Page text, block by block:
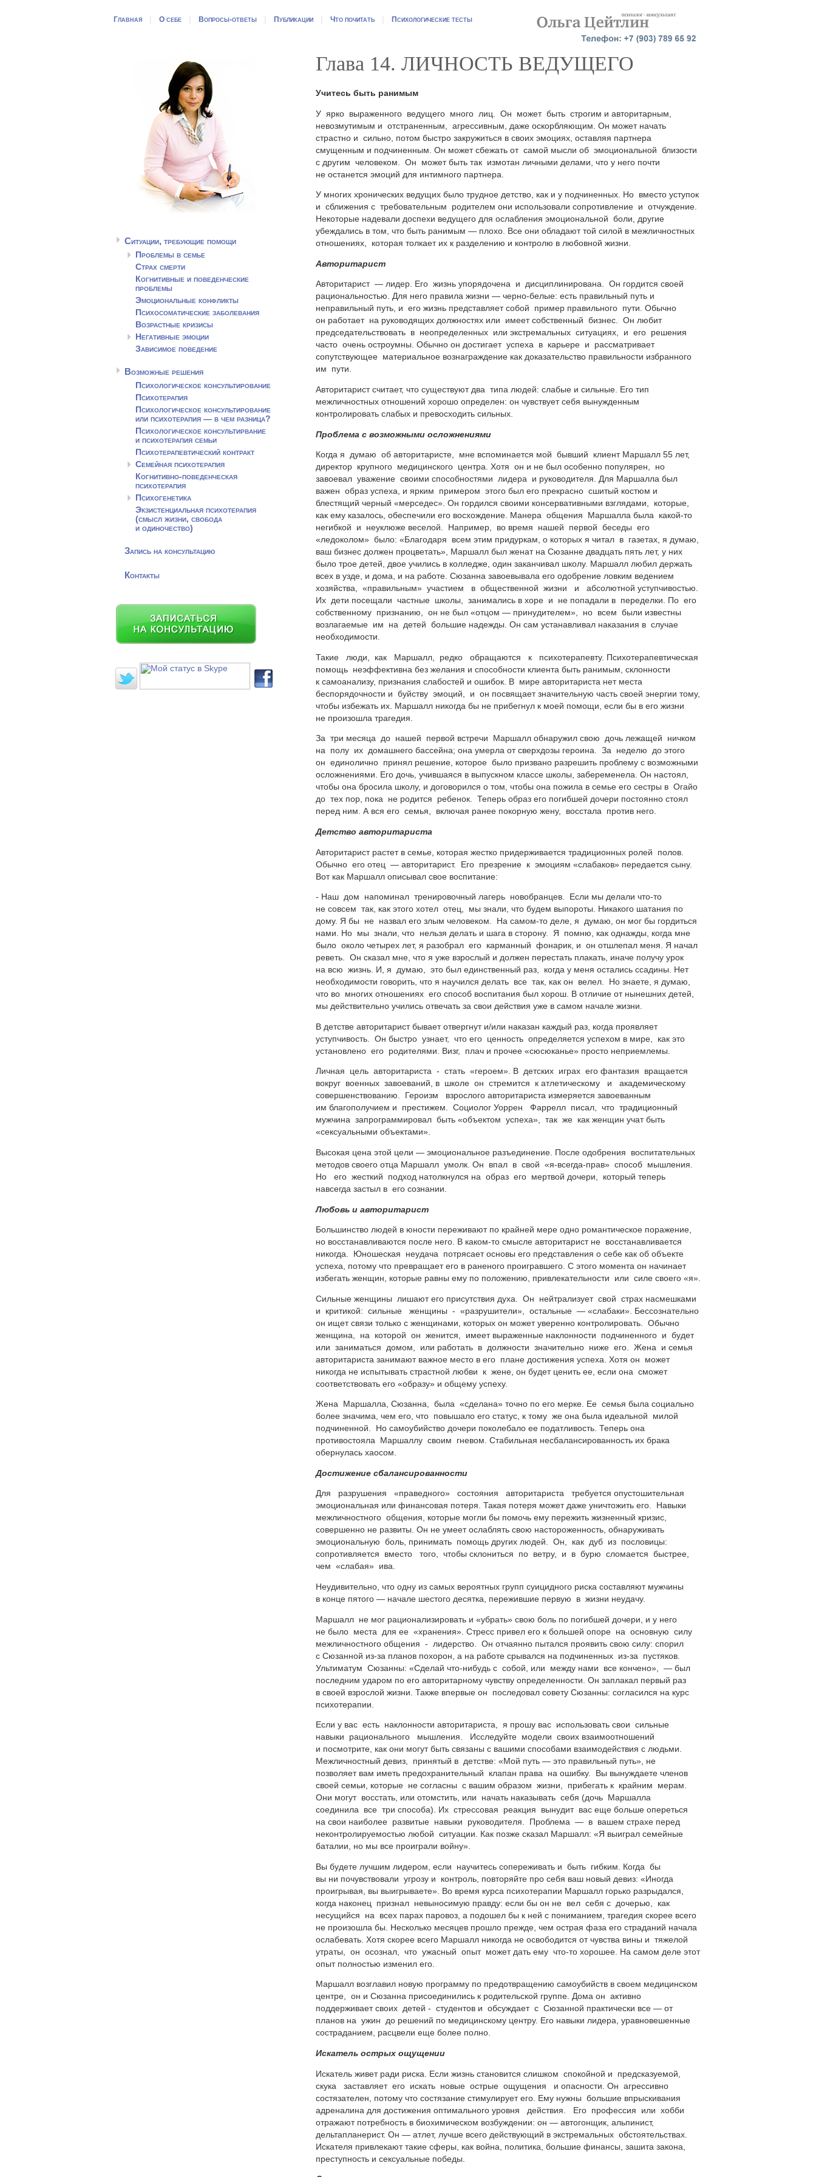
Главная О себе Вопросы-ответы Публикации Что почитать Психологические тесты
Глава 14. ЛИЧНОСТЬ ВЕДУЩЕГО
Учитесь быть ранимым
У ярко выраженного ведущего много лиц. Он может быть строгим и авторитарным,
невозмутимым и отстраненным, агрессивным, даже оскорбляющим. Он может начать
страстно и сильно, потом быстро закружиться в своих эмоциях, оставляя партнера
смущенным и подчиненным. Он может сбежать от самой мысли об эмоциональной близости
с другим человеком. Он может быть так измотан личными делами, что у него почти
не останется эмоций для интимного партнера.
У многих хронических ведущих было трудное детство, как и у подчиненных. Но вместо уступок
и сближения с требовательным родителем они использовали сопротивление и отчуждение.
Некоторые надевали доспехи ведущего для ослабления эмоциональной боли, другие
убеждались в том, что быть ранимым — плохо. Все они обладают той силой в межличностных
отношениях, которая толкает их к разделению и контролю в любовной жизни.
Авторитарист
Авторитарист — лидер. Его жизнь упорядочена и дисциплинирована. Он гордится своей
рациональностью. Для него правила жизни — черно-белые: есть правильный путь и
неправильный путь, и его жизнь представляет собой пример правильного пути. Обычно
он работает на руководящих должностях или имеет собственный бизнес. Он любит
председательствовать в неопределенных или экстремальных ситуациях, и его решения
часто очень остроумны. Обычно он достигает успеха в карьере и рассматривает
сопутствующее материальное вознаграждение как доказательство правильности избранного
им пути.
Авторитарист считает, что существуют два типа людей: слабые и сильные. Его тип
межличностных отношений хорошо определен: он чувствует себя вынужденным
контролировать слабых и превосходить сильных.
Проблема с возможными осложнениями
Когда я думаю об авторитаристе, мне вспоминается мой бывший клиент Маршалл 55 лет,
директор крупного медицинского центра. Хотя он и не был особенно популярен, но
завоевал уважение своими способностями лидера и руководителя. Для Маршалла был
важен образ успеха, и ярким примером этого был его прекрасно сшитый костюм и
блестящий черный «мерседес». Он гордился своими консервативными взглядами, которые,
как ему казалось, обеспечили его восхождение. Манера общения Маршалла была какой-то
негибкой и неуклюже веселой. Например, во время нашей первой беседы его
«ледоколом» было: «Благодаря всем этим придуркам, о которых я читал в газетах, я думаю,
ваш бизнес должен процветать», Маршалл был женат на Сюзанне двадцать пять лет, у них
было трое детей, двое учились в колледже, один заканчивал школу. Маршалл любил держать
всех в узде, и дома, и на работе. Сюзанна завоевывала его одобрение ловким ведением
хозяйства, «правильным» участием в общественной жизни и абсолютной уступчивостью.
Их дети посещали частные школы, занимались в хоре и не попадали в переделки. По его
собственному признанию, он не был «отцом — принудителем», но всем были известны
возлагаемые им на детей большие надежды. Он сам устанавливал наказания в случае
необходимости.
Такие люди, как Маршалл, редко обращаются к психотерапевту. Психотерапевтическая
помощь неэффективна без желания и способности клиента быть ранимым, склонности
к самоанализу, признания слабостей и ошибок. В мире авторитариста нет места
беспорядочности и буйству эмоций, и он посвящает значительную часть своей энергии тому,
чтобы избежать их. Маршалл никогда бы не прибегнул к моей помощи, если бы в его жизни
не произошла трагедия.
За три месяца до нашей первой встречи Маршалл обнаружил свою дочь лежащей ничком
на полу их домашнего бассейна; она умерла от сверхдозы героина. За неделю до этого
он единолично принял решение, которое было призвано разрешить проблему с возможными
осложнениями. Его дочь, учившаяся в выпускном классе школы, забеременела. Он настоял,
чтобы она бросила школу, и договорился о том, чтобы она пожила в семье его сестры в Огайо
до тех пор, пока не родится ребенок. Теперь образ его погибшей дочери постоянно стоял
перед ним. А вся его семья, включая ранее покорную жену, восстала против него.
Детство авторитариста
Авторитарист растет в семье, которая жестко придерживается традиционных ролей полов.
Обычно его отец — авторитарист. Его презрение к эмоциям «слабаков» передается сыну.
Вот как Маршалл описывал свое воспитание:
- Наш дом напоминал тренировочный лагерь новобранцев. Если мы делали что-то
не совсем так, как этого хотел отец, мы знали, что будем выпороты. Никакого шатания по
дому. Я бы не назвал его злым человеком.
На самом-то деле, я думаю, он мог бы гордиться
нами. Но мы знали, что нельзя делать и шага в сторону. Я помню, как однажды, когда мне
было около четырех лет, я разобрал его карманный фонарик, и он отшлепал меня. Я начал
реветь. Он сказал мне, что я уже взрослый и должен перестать плакать, иначе получу урок
на всю жизнь. И, я думаю, это был единственный раз, когда у меня остались ссадины. Нет
необходимости говорить, что я научился делать все так, как он велел. Но знаете, я думаю,
что во многих отношениях его способ воспитания был хорош. В отличие от нынешних детей,
мы действительно учились отвечать за свои действия уже в самом начале жизни.
В детстве авторитарист бывает отвергнут и/или наказан каждый раз, когда проявляет
уступчивость. Он быстро узнает, что его ценность определяется успехом в мире, как это
установлено его родителями. Визг, плач и прочее «сюсюканье» просто неприемлемы.
Личная цель авторитариста - стать «героем». В детских играх его фантазия вращается
вокруг военных завоеваний, в школе он стремится к атлетическому и академическому
совершенствованию. Героизм взрослого авторитариста измеряется завоеванным
им благополучием и престижем. Социолог Уоррен Фаррелл писал, что традиционный
мужчина запрограммировал быть «объектом успеха», так же как женщин учат быть
«сексуальными объектами».
Высокая цена этой цели — эмоциональное разъединение. После одобрения воспитательных
методов своего отца Маршалл умолк. Он впал в свой «я-всегда-прав» способ мышления.
Но его жесткий подход натолкнулся на образ его мертвой дочери, который теперь
навсегда застыл в его сознании.
Любовь и авторитарист
Большинство людей в юности переживают по крайней мере одно романтическое поражение,
но восстанавливаются после него. В каком-то смысле авторитарист не восстанавливается
никогда. Юношеская неудача потрясает основы его представления о себе как об объекте
успеха, потому что превращает его в раненого проигравшего. С этого момента он начинает
избегать женщин, которые равны ему по положению, привлекательности или силе своего «я».
Сильные женщины лишают его присутствия духа. Он нейтрализует свой страх насмешками
и критикой: сильные женщины - «разрушители», остальные — «слабаки». Бессознательно
он ищет связи только с женщинами, которых он может уверенно контролировать. Обычно
женщина, на которой он женится, имеет выраженные наклонности подчиненного и будет
или заниматься домом, или работать в должности значительно ниже его. Жена и семья
авторитариста занимают важное место в его плане достижения успеха. Хотя он может
никогда не испытывать страстной любви к жене, он будет ценить ее, если она сможет
соответствовать его «образу» и общему успеху.
Жена Маршалла, Сюзанна, была «сделана» точно по его мерке. Ее семья была социально
более значима, чем его, что повышало его статус, к тому же она была идеальной милой
подчиненной. Но самоубийство дочери поколебало ее податливость. Теперь она
противостояла Маршаллу своим гневом. Стабильная несбалансированность их брака
обернулась хаосом.
Достижение сбалансированности
Для разрушения «праведного» состояния авторитариста требуется опустошительная
эмоциональная или финансовая потеря. Такая потеря может даже уничтожить его. Навыки
межличностного общения, которые могли бы помочь ему пережить жизненный кризис,
совершенно не развиты. Он не умеет ослаблять свою настороженность, обнаруживать
эмоциональную боль, принимать помощь других людей. Он, как дуб из пословицы:
сопротивляется вместо того, чтобы склониться по ветру, и в бурю сломается быстрее,
чем «слабая» ива.
Неудивительно, что одну из самых вероятных групп суицидного риска составляют мужчины
в конце пятого — начале шестого десятка, пережившие первую в жизни неудачу.
Маршалл не мог рационализировать и «убрать» свою боль по погибшей дочери, и у него
не было места для ее «хранения». Стресс привел его к большей опоре на основную силу
межличностного общения - лидерство. Он отчаянно пытался проявить свою силу: спорил
с Сюзанной из-за планов похорон, а на работе срывался на подчиненных из-за
пустяков.
Ультиматум Сюзанны: «Сделай что-нибудь с собой, или между нами все кончено», — был
последним ударом по его авторитарному чувству определенности. Он заплакал первый раз
в своей взрослой жизни. Также впервые он последовал совету Сюзанны: согласился на курс
психотерапии.
Если у вас есть наклонности авторитариста, я прошу вас использовать свои сильные
навыки рационального мышления. Исследуйте модели своих взаимоотношений
и посмотрите, как они могут быть связаны с вашими способами взаимодействия с людьми.
Межличностный девиз, принятый в детстве: «Мой путь — это правильный путь», не
позволяет вам иметь предохранительный клапан права на ошибку. Вы вынуждаете членов
своей семьи, которые не согласны с вашим образом жизни, прибегать к крайним мерам.
Они могут восстать, или отомстить, или начать наказывать себя (дочь Маршалла
соединила все три способа). Их стрессовая реакция вынудит вас еще больше опереться
на свои наиболее развитые навыки руководителя. Проблема — в вашем страхе перед
неконтролируемостью любой ситуации. Как позже сказал Маршалл: «Я выиграл семейные
баталии, но мы все проиграли войну».
Вы будете лучшим лидером, если научитесь сопереживать и быть гибким. Когда бы
вы ни почувствовали угрозу и контроль, повторяйте про себя ваш новый девиз: «Иногда
проигрывая, вы выигрываете». Во время курса психотерапии Маршалл горько разрыдался,
когда наконец признал невыносимую правду: если бы он не вел себя с дочерью, как
несущийся на всех парах паровоз, а подошел бы к ней с пониманием, трагедия скорее всего
не произошла бы. Несколько месяцев прошло прежде, чем острая фаза его страданий начала
ослабевать. Хотя скорее всего Маршалл никогда не освободится от чувства вины и тяжелой
утраты, он осознал, что ужасный опыт может дать ему что-то хорошее. На самом деле этот
опыт полностью изменил его.
Маршалл возглавил новую программу по предотвращению самоубийств в своем медицинском
центре, он и Сюзанна присоединились к родительской группе. Дома он активно
поддерживает своих детей - студентов и обсуждает с Сюзанной практически все — от
планов на ужин до решений по медицинскому центру. Его навыки лидера, уравновешенные
состраданием, расцвели еще более полно.
Искатель острых ощущении
Искатель живет ради риска. Если жизнь становится слишком спокойной и предсказуемой,
скука заставляет его искать новые острые ощущения и опасности. Он агрессивно
состязателен, потому что состязание стимулирует его. Ему нужны большие впрыскивания
адреналина для достижения оптимального уровня действия. Его профессия или хобби
отражают потребность в биохимическом возбуждении: он — автогонщик, альпинист,
дельтапланерист. Он — атлет, лучше всего действующий в экстремальных обстоятельствах.
Искателя привлекают такие сферы, как война, политика, большие финансы, зашита закона,
преступность и сексуальные победы.
Ситуации, требующие помощи
Проблемы в семье
Страх смерти
Когнитивные и поведенческие
проблемы
Эмоциональные конфликты
Психосоматические заболевания
Возрастные кризисы
Негативные эмоции
Зависимое поведение
Возможные решения
Психологическое консультирование
Психотерапия
Психологическое консультирование
или психотерапия — в чем разница?
Психологическое консультирвание
и психотерапия семьи
Психотерапевтический контракт
Семейная психотерапия
Когнитивно-поведенческая
психотерапия
Психогенетика
Экзистенциальная психотерапия
(смысл жизни, свобода
и одиночество)
Запись на консультацию
Контакты